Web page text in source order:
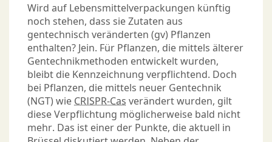
Wird auf Lebensmittelverpackungen künftig
noch stehen, dass sie Zutaten aus
gentechnisch veränderten (gv) Pflanzen
enthalten? Jein. Für Pflanzen, die mittels älterer
Gentechnikmethoden entwickelt wurden,
bleibt die Kennzeichnung verpflichtend. Doch
bei Pflanzen, die mittels neuer Gentechnik
(NGT) wie CRISPR-Cas verändert wurden, gilt
diese Verpflichtung möglicherweise bald nicht
mehr. Das ist einer der Punkte, die aktuell in